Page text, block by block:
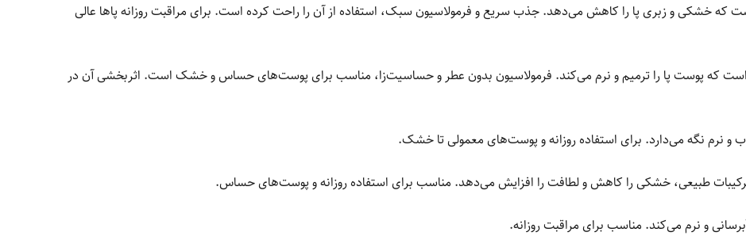
که خشکی و زبری پا را کاهش می‌دهد. جذب سریع و فرمولاسیون سبک، استفاده از آن را راحت کرده است. برای مراقبت روزانه پاها عالی
که پوست پا را ترمیم و نرم می‌کند. فرمولاسیون بدون عطر و حساسیت‌زا، مناسب برای پوست‌های حساس و خشک است. اثربخشی آن در
نرم نگه می‌دارد. برای استفاده روزانه و پوست‌های معمولی تا خشک.
طبیعی، خشکی را کاهش و لطافت را افزایش می‌دهد. مناسب برای استفاده روزانه و پوست‌های حساس.
و نرم می‌کند. مناسب برای مراقبت روزانه.